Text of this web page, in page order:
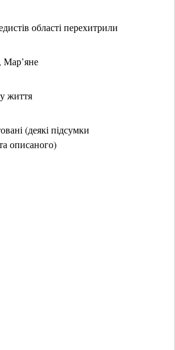
області перехитрили
Мар’яне
життя
(деякі підсумки
описаного)